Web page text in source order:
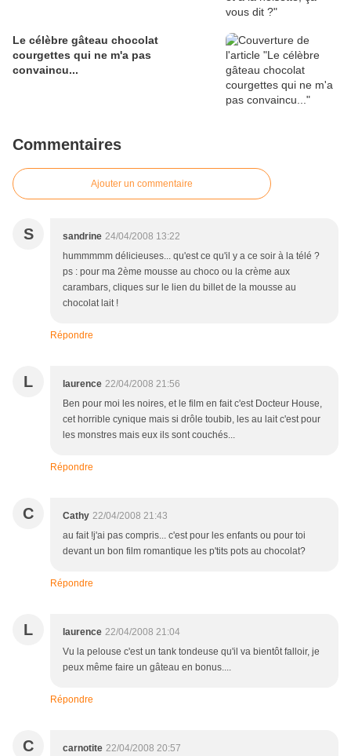
Le célèbre gâteau chocolat
courgettes qui ne m'a pas
convaincu...
Commentaires
Ajouter un commentaire
S sandrine 24/04/2008 13:22
hummmmm délicieuses... qu'est ce qu'il y a ce soir à la télé ?
ps : pour ma 2ème mousse au choco ou la crème aux
carambars, cliques sur le lien du billet de la mousse au
chocolat lait !
Répondre
L laurence 22/04/2008 21:56
Ben pour moi les noires, et le film en fait c'est Docteur House,
cet horrible cynique mais si drôle toubib, les au lait c'est pour
les monstres mais eux ils sont couchés...
Répondre
C Cathy 22/04/2008 21:43
au fait !j'ai pas compris... c'est pour les enfants ou pour toi
devant un bon film romantique les p'tits pots au chocolat?
Répondre
L laurence 22/04/2008 21:04
Vu la pelouse c'est un tank tondeuse qu'il va bientôt falloir, je
peux même faire un gâteau en bonus....
Répondre
C carnotite 22/04/2008 20:57